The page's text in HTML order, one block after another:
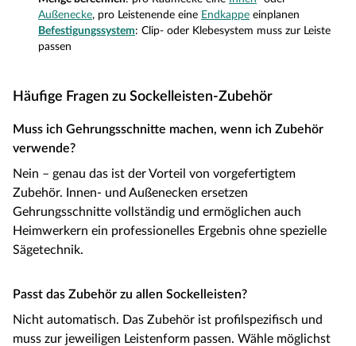
Außenecke, pro Leistenende eine Endkappe einplanen
Befestigungssystem: Clip- oder Klebesystem muss zur Leiste
passen
Häufige Fragen zu Sockelleisten-Zubehör
Muss ich Gehrungsschnitte machen, wenn ich Zubehör
verwende?
Nein – genau das ist der Vorteil von vorgefertigtem
Zubehör. Innen- und Außenecken ersetzen
Gehrungsschnitte vollständig und ermöglichen auch
Heimwerkern ein professionelles Ergebnis ohne spezielle
Sägetechnik.
Passt das Zubehör zu allen Sockelleisten?
Nicht automatisch. Das Zubehör ist profilspezifisch und
muss zur jeweiligen Leistenform passen. Wähle möglichst